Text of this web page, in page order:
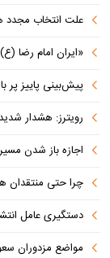
علت انتخاب مجدد همتی
«ایران امام رضا
پیش‌بینی پاییز پر
رویترز: هشدار
اجازه باز شدن
چرا حتی منتقدان
دستگیری عامل
مواضع مزدوران